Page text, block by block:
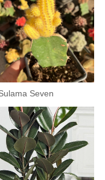
Seven